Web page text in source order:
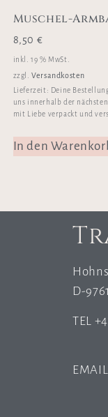
Muschel-
8,50 €
inkl. 19 % MwSt.
zzgl.Versandkosten
Lieferzeit: Deine
uns innerhalb der nächsten
mit Liebe verpackt und
In den
D-
TEL
EMAIL